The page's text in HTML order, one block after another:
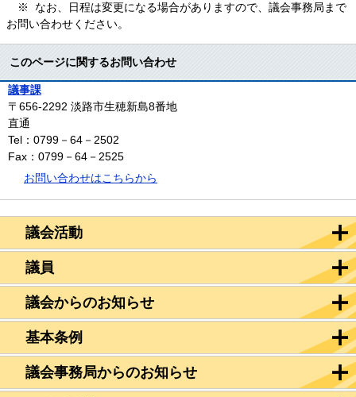
議会活動
議員
議会からのお知らせ
基本条例
議会事務局からのお知らせ
※ なお、日程は変更になる場合がありますので、議会事務局まで
お問い合わせください。
このページに関するお問い合わせ
議事課
〒656-2292 淡路市生穂新島8番地
直通
Tel：0799－64－2502
Fax：0799－64－2525
お問い合わせはこちらから